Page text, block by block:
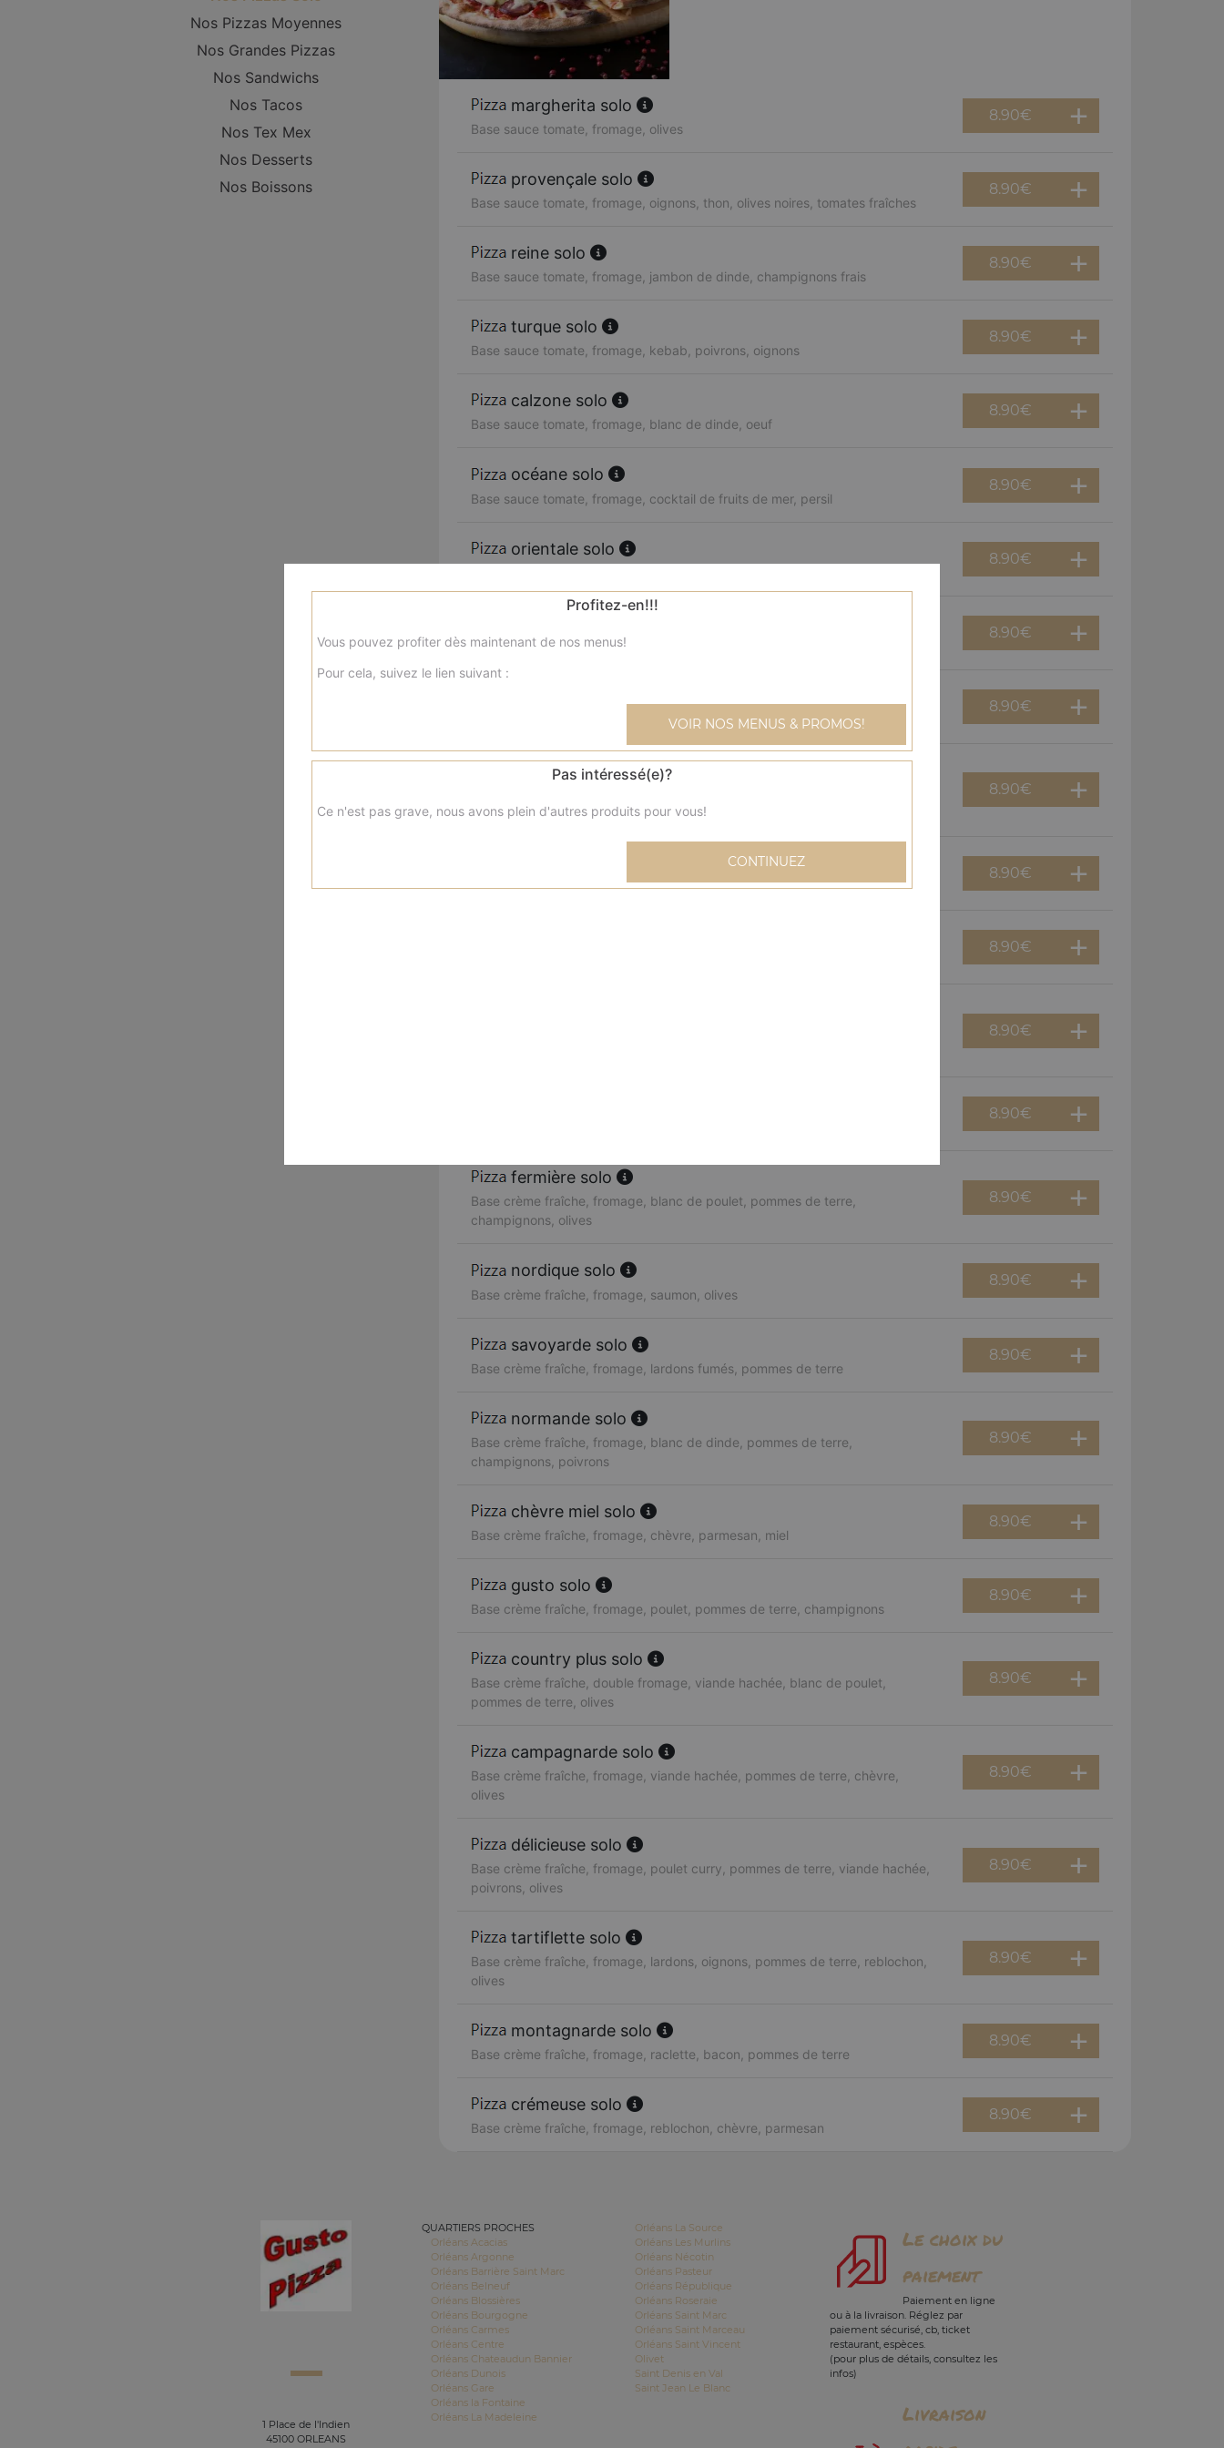
Nos Pizzas Moyennes
Nos Grandes Pizzas
Nos Sandwichs
Nos Tacos
Nos Tex Mex
Nos Desserts
Nos Boissons
margherita solo
Base sauce tomate, fromage, olives
8.90€
provençale solo
Base sauce tomate, fromage, oignons, thon, olives noires, tomates fraîches
8.90€
reine solo
Base sauce tomate, fromage, jambon de dinde, champignons frais
8.90€
turque solo
Base sauce tomate, fromage, kebab, poivrons, oignons
8.90€
calzone solo
Base sauce tomate, fromage, blanc de dinde, oeuf
8.90€
océane solo
Base sauce tomate, fromage, cocktail de fruits de mer, persil
8.90€
orientale solo
8.90€
Base sauce tomate, fromage, viande hachée, boursin, oignons
8.90€
Base sauce tomate, fromage, reblochon, chèvre, parmesan
8.90€
texane solo
frais, olives
8.90€
Base sauce tomate, fromage, blanc de poulet, oignons, merguez, olives
8.90€
8.90€
8.90€
8.90€
fermière solo
Base crème fraîche, fromage, blanc de poulet, pommes de terre,
champignons, olives
8.90€
nordique solo
Base crème fraîche, fromage, saumon, olives
8.90€
savoyarde solo
Base crème fraîche, fromage, lardons fumés, pommes de terre
8.90€
normande solo
Base crème fraîche, fromage, blanc de dinde, pommes de terre,
champignons, poivrons
8.90€
chèvre miel solo
Base crème fraîche, fromage, chèvre, parmesan, miel
8.90€
gusto solo
Base crème fraîche, fromage, poulet, pommes de terre, champignons
8.90€
country plus solo
Base crème fraîche, double fromage, viande hachée, blanc de poulet,
pommes de terre, olives
8.90€
campagnarde solo
Base crème fraîche, fromage, viande hachée, pommes de terre, chèvre,
olives
8.90€
délicieuse solo
Base crème fraîche, fromage, poulet curry, pommes de terre, viande hachée,
poivrons, olives
8.90€
tartiflette solo
Base crème fraîche, fromage, lardons, oignons, pommes de terre, reblochon,
olives
8.90€
montagnarde solo
Base crème fraîche, fromage, raclette, bacon, pommes de terre
8.90€
crémeuse solo
Base crème fraîche, fromage, reblochon, chèvre, parmesan
8.90€
1 Place de l'Indien
45100 ORLEANS
QUARTIERS PROCHES
Orléans Acacias
Orléans Argonne
Orléans Barrière Saint Marc
Orléans Belneuf
Orléans Blossières
Orléans Bourgogne
Orléans Carmes
Orléans Centre
Orléans Chateaudun Bannier
Orléans Dunois
Orléans Gare
Orléans la Fontaine
Orléans La Madeleine
Orléans La Source
Orléans Les Murlins
Orléans Nécotin
Orléans Pasteur
Orléans République
Orléans Roseraie
Orléans Saint Marc
Orléans Saint Marceau
Orléans Saint Vincent
Olivet
Saint Denis en Val
Saint Jean Le Blanc
Le choix du
paiement
Paiement en ligne
ou à la livraison. Réglez par
paiement sécurisé, cb, ticket
restaurant, espèces.
(pour plus de détails, consultez les
infos)
Livraison
Profitez-en!!!
Vous pouvez profiter dès maintenant de nos menus!
Pour cela, suivez le lien suivant :
VOIR NOS MENUS & PROMOS!
Pas intéressé(e)?
Ce n'est pas grave, nous avons plein d'autres produits pour vous!
CONTINUEZ